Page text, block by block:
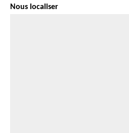
Nous localiser